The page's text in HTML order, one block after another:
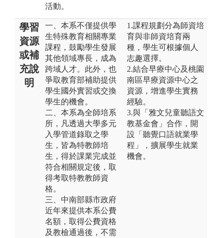
活動。
學習
資源
或補
充說
明
一、本系不僅提供學
生特殊教育相關專業
課程，鼓勵學生發展
其他領域專長，成為
跨域人才。此外，也
爭取教育部補助提供
學生國外實習或交換
學生的機會。
二、本系為全師培系
所，凡透過大學多元
入學管道錄取之學
生，皆為特教師培
生，得於課業完成並
符合相關規定後，取
得考取特教教師資
格。
三、中南部縣市政府
近年來提供本系公費
名額，取得公費資格
及教檢通過後，不需
1.課程規劃分為師資培
育與非師資培育兩
種，學生可根據個人
志趣選擇。
2.結合早療中心及桃園
南區早療資源中心之
資源，增進學生實務
經驗。
3.與「雅文兒童聽語文
教基金會」合作，開
設「聽覺口語就業學
程」，擴展學生就業
機會。